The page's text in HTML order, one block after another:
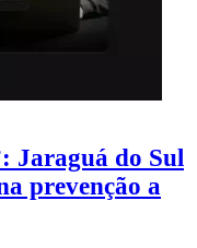
Jaraguá do Sul
prevenção a